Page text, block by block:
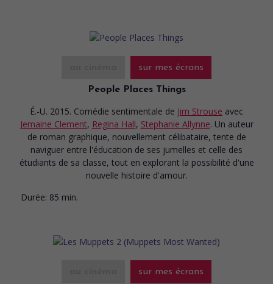
sur mes écrans
People Places Things
É.-U. 2015. Comédie sentimentale de Jim Strouse avec
Jemaine Clement, Regina Hall, Stephanie Allynne. Un auteur
de roman graphique, nouvellement célibataire, tente de
naviguer entre l'éducation de ses jumelles et celle des
étudiants de sa classe, tout en explorant la possibilité d'une
nouvelle histoire d'amour.
Durée: 85 min.
sur mes écrans